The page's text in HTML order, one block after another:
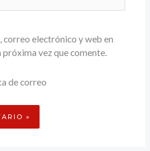
correo electrónico y web en
vez que comente.
de correo